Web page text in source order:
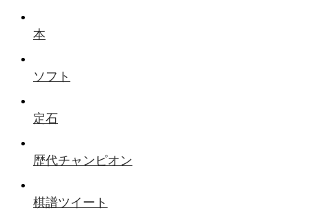
本
ソフト
定石
歴代チャンピオン
棋譜ツイート